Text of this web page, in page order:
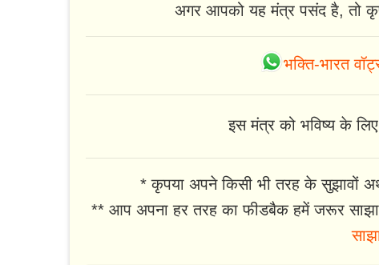
अगर आपको यह मंत्र पसंद है, तो
भक्ति-भारत
इस मंत्र को भविष्य के
* कृपया अपने किसी भी तरह के सुझावों
** आप अपना हर तरह का फीडबैक हमें जरूर साझा